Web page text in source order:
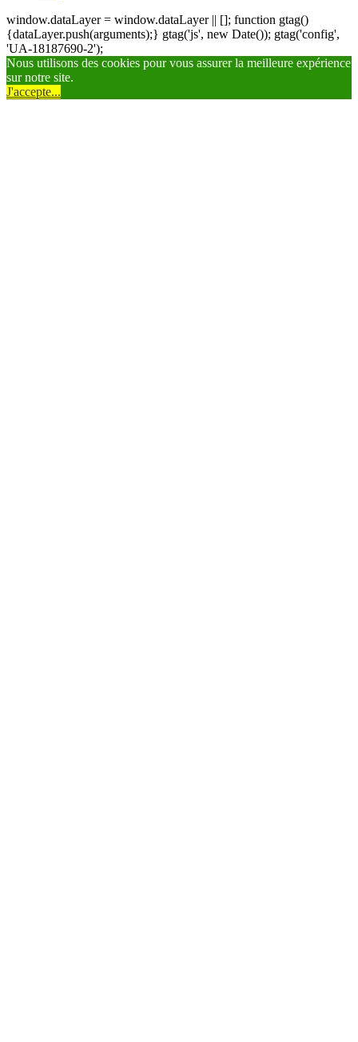
window.dataLayer = window.dataLayer || []; function gtag()
{dataLayer.push(arguments);} gtag('js', new Date()); gtag('config',
'UA-18187690-2');
Nous utilisons des cookies pour vous assurer la meilleure expérience
sur notre site.
J'accepte...